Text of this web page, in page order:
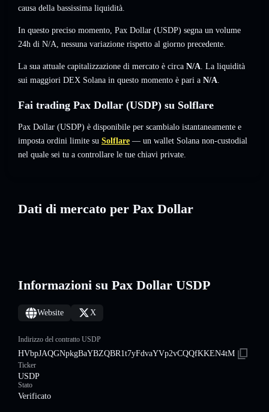
causa della bassissima liquidità.
In questo preciso momento, Pax Dollar (USDP) segna un volume
24h di N/A, nessuna variazione rispetto al giorno precedente.
La sua attuale capitalizzazione di mercato è circa N/A. La liquidità
sui maggiori DEX Solana in questo momento è pari a N/A.
Fai trading Pax Dollar (USDP) su Solflare
Pax Dollar (USDP) è disponibile per scambialo istantaneamente e
imposta ordini limite su Solflare — un wallet Solana non-custodial
nel quale sei tu a controllare le tue chiavi private.
Dati di mercato per Pax Dollar
Informazioni su Pax Dollar USDP
Website X
Indirizzo del contratto USDP
HVbpJAQGNpkgBaYBZQBR1t7yFdvaYVp2vCQQfKKEN4tM
Ticker
USDP
Stato
Verificato